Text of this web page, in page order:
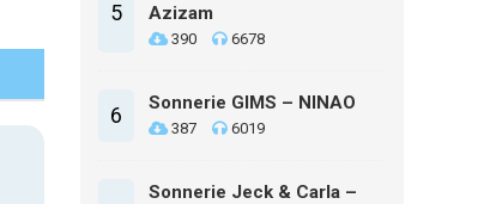
5
Azizam
390 6678
6 Sonnerie GIMS – NINAO
387 6019
Sonnerie Jeck & Carla –